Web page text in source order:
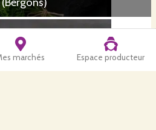
marchés Espace producteur